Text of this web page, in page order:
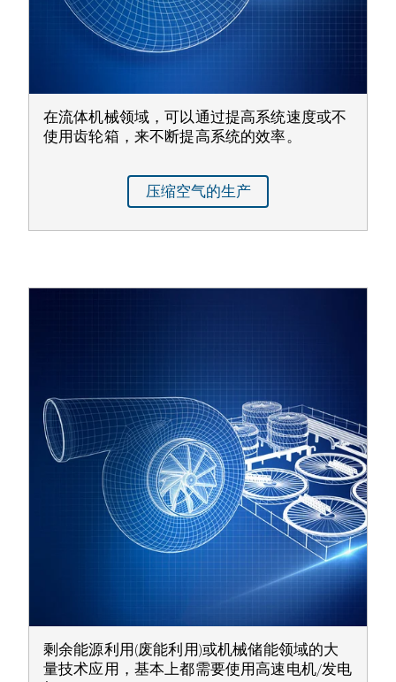
在流体机械领域，可以通过提高系统速度或不
使用齿轮箱，来不断提高系统的效率。
压缩空气的生产
剩余能源利用(废能利用)或机械储能领域的大
量技术应用，基本上都需要使用高速电机/发电